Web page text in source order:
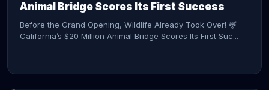
Animal Bridge Scores Its First Success
Before the Grand Opening, Wildlife Already Took Over! 🦌
California’s $20 Million Animal Bridge Scores Its First Suc...